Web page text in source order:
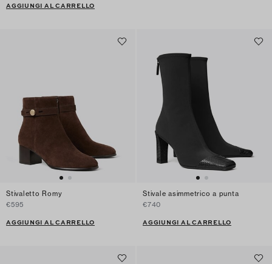
AGGIUNGI AL CARRELLO
Stivaletto Romy
€595
AGGIUNGI AL CARRELLO
Stivale asimmetrico a punta
€740
AGGIUNGI AL CARRELLO